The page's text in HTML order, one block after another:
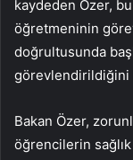
kaydeden Özer, bu
öğretmeninin
doğrultusunda
görevlendirildiğini
Bakan Özer,
öğrencilerin